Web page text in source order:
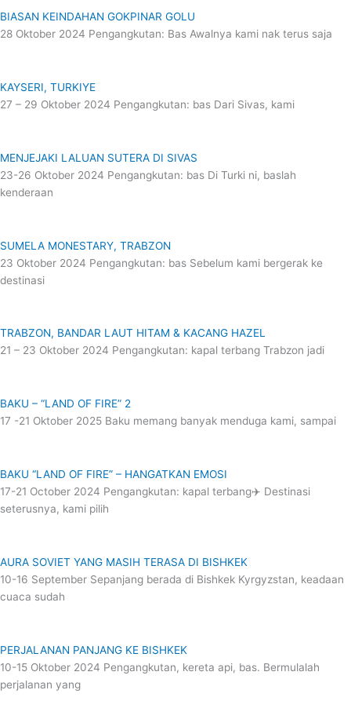
BIASAN KEINDAHAN GOKPINAR GOLU
28 Oktober 2024 Pengangkutan: Bas Awalnya kami nak terus saja
KAYSERI, TURKIYE
27 – 29 Oktober 2024 Pengangkutan: bas Dari Sivas, kami
MENJEJAKI LALUAN SUTERA DI SIVAS
23-26 Oktober 2024 Pengangkutan: bas Di Turki ni, baslah
kenderaan
SUMELA MONESTARY, TRABZON
23 Oktober 2024 Pengangkutan: bas Sebelum kami bergerak ke
destinasi
TRABZON, BANDAR LAUT HITAM & KACANG HAZEL
21 – 23 Oktober 2024 Pengangkutan: kapal terbang Trabzon jadi
BAKU – “LAND OF FIRE” 2
17 -21 Oktober 2025 Baku memang banyak menduga kami, sampai
BAKU “LAND OF FIRE” – HANGATKAN EMOSI
17-21 October 2024 Pengangkutan: kapal terbang✈️ Destinasi
seterusnya, kami pilih
AURA SOVIET YANG MASIH TERASA DI BISHKEK
10-16 September Sepanjang berada di Bishkek Kyrgyzstan, keadaan
cuaca sudah
PERJALANAN PANJANG KE BISHKEK
10-15 Oktober 2024 Pengangkutan, kereta api, bas. Bermulalah
perjalanan yang